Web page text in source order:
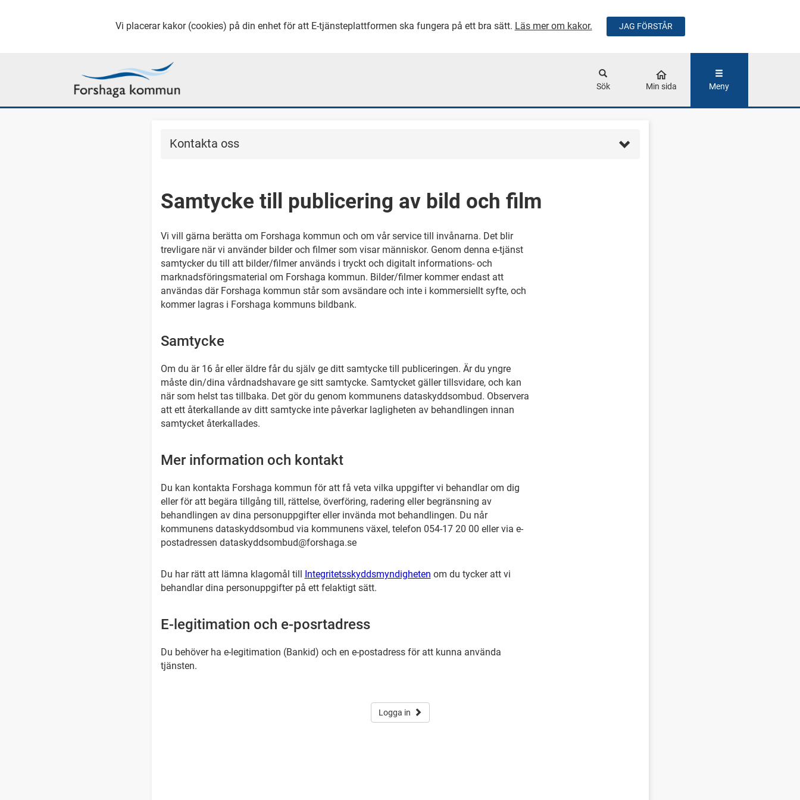
Vi placerar kakor (cookies) på din enhet för att E-tjänsteplattformen ska fungera på ett bra sätt. Läs mer om kakor. JAG FÖRSTÅR
Sök Min sida Meny
Kontakta oss
Samtycke till publicering av bild och film
Vi vill gärna berätta om Forshaga kommun och om vår service till invånarna. Det blir
trevligare när vi använder bilder och filmer som visar människor. Genom denna e-tjänst
samtycker du till att bilder/filmer används i tryckt och digitalt informations- och
marknadsföringsmaterial om Forshaga kommun. Bilder/filmer kommer endast att
användas där Forshaga kommun står som avsändare och inte i kommersiellt syfte, och
kommer lagras i Forshaga kommuns bildbank.
Samtycke
Om du är 16 år eller äldre får du själv ge ditt samtycke till publiceringen. Är du yngre
måste din/dina vårdnadshavare ge sitt samtycke. Samtycket gäller tillsvidare, och kan
när som helst tas tillbaka. Det gör du genom kommunens dataskyddsombud. Observera
att ett återkallande av ditt samtycke inte påverkar lagligheten av behandlingen innan
samtycket återkallades.
Mer information och kontakt
Du kan kontakta Forshaga kommun för att få veta vilka uppgifter vi behandlar om dig
eller för att begära tillgång till, rättelse, överföring, radering eller begränsning av
behandlingen av dina personuppgifter eller invända mot behandlingen. Du når
kommunens dataskyddsombud via kommunens växel, telefon 054‐17 20 00 eller via e‐
postadressen dataskyddsombud@forshaga.se
Du har rätt att lämna klagomål till Integritetsskyddsmyndigheten om du tycker att vi
behandlar dina personuppgifter på ett felaktigt sätt.
E-legitimation och e-posrtadress
Du behöver ha e-legitimation (Bankid) och en e-postadress för att kunna använda
tjänsten.
Logga in